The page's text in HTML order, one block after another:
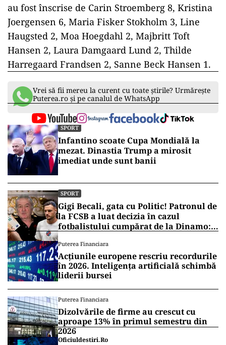
au fost înscrise de Carin Stroemberg 8, Kristina
Joergensen 6, Maria Fisker Stokholm 3, Line
Haugsted 2, Moa Hoegdahl 2, Majbritt Toft
Hansen 2, Laura Damgaard Lund 2, Thilde
Harregaard Frandsen 2, Sanne Beck Hansen 1.
Vrei să fii mereu la curent cu toate știrile? Urmărește
Puterea.ro și pe canalul de WhatsApp
SPORT
Infantino scoate Cupa Mondială la
mezat. Dinastia Trump a mirosit
imediat unde sunt banii
SPORT
Gigi Becali, gata cu Politic! Patronul de
la FCSB a luat decizia în cazul
fotbalistului cumpărat de la Dinamo:
Puterea Financiara
Acțiunile europene rescriu recordurile
în 2026. Inteligența artificială schimbă
liderii bursei
Puterea Financiara
Dizolvările de firme au crescut cu
aproape 13% în primul semestru din
2026
Oficiuldestiri.ro